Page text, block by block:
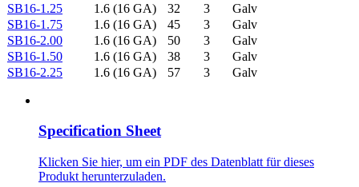
SB16-1.25
1.6 (16 GA) 32 3
Galv
SB16-1.75
1.6 (16 GA) 45 3
Galv
SB16-2.00
1.6 (16 GA) 50 3
Galv
SB16-1.50
1.6 (16 GA) 38 3
Galv
SB16-2.25
1.6 (16 GA) 57 3 Galv
Specification Sheet
Klicken Sie hier, um ein PDF des Datenblatt für dieses
Produkt herunterzuladen.